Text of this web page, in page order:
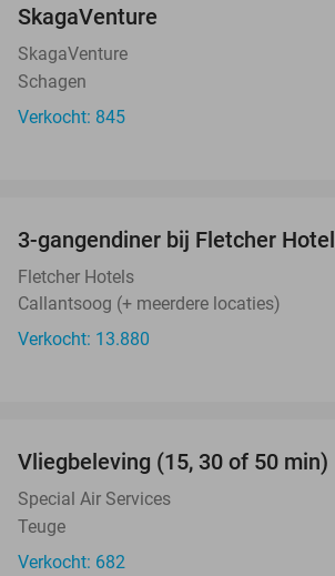
SkagaVenture
SkagaVenture
Schagen
Verkocht: 845
3-gangendiner bij Fletcher
Fletcher Hotels
Callantsoog (+ meerdere locaties)
Verkocht: 13.880
Vliegbeleving (15, 30 of 50 min)
Special Air Services
Teuge
Verkocht: 682